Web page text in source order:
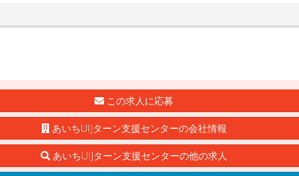
この求人に応募
あいちUIJターン支援センターの会社情報
あいちUIJターン支援センターの他の求人